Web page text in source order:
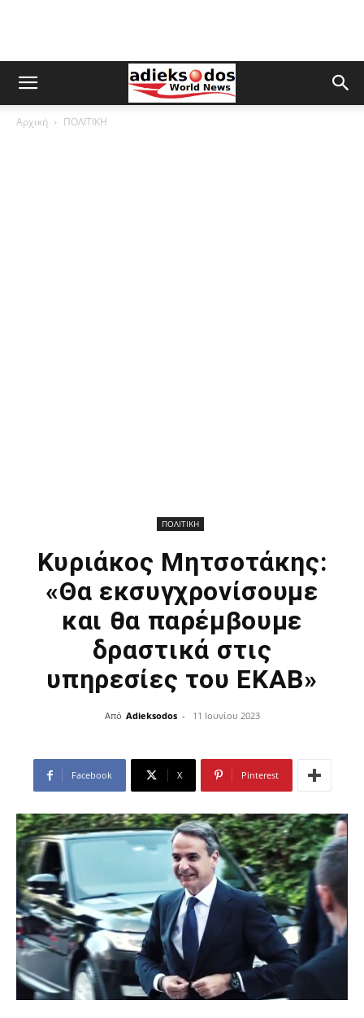
Αρχική ΠΟΛΙΤΙΚΗ
ΠΟΛΙΤΙΚΗ
Κυριάκος Μητσοτάκης:
«Θα εκσυγχρονίσουμε
και θα παρέμβουμε
δραστικά στις
υπηρεσίες του ΕΚΑΒ»
Από Adieksodos - 11 Ιουνίου 2023
Facebook X Pinterest